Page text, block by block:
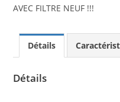
AVEC FILTRE NEUF !!!
Détails
Détails